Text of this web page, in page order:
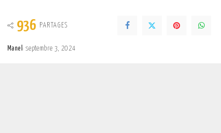
936 PARTAGES
Manel septembre 3, 2024